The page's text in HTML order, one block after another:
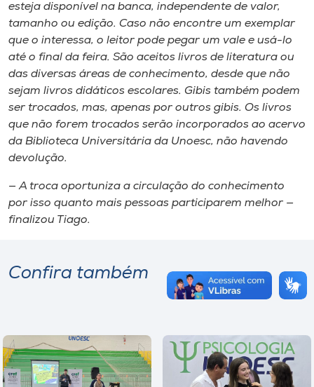
esteja disponível na banca, independente de valor,
tamanho ou edição. Caso não encontre um exemplar
que o interessa, o leitor pode pegar um vale e usá-lo
até o final da feira. São aceitos livros de literatura ou
das diversas áreas de conhecimento, desde que não
sejam livros didáticos escolares. Gibis também podem
ser trocados, mas, apenas por outros gibis. Os livros
que não forem trocados serão incorporados ao acervo
da Biblioteca Universitária da Unoesc, não havendo
devolução.
— A troca oportuniza a circulação do conhecimento
por isso quanto mais pessoas participarem melhor —
finalizou Tiago.
Confira também